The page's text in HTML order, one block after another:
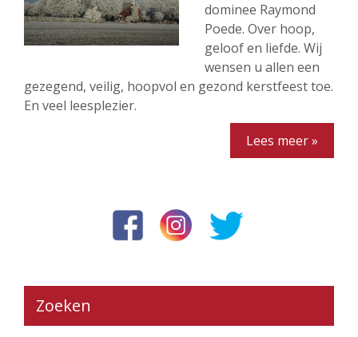
dominee Raymond
Poede. Over hoop,
geloof en liefde. Wij
wensen u allen een
gezegend, veilig, hoopvol en gezond kerstfeest toe.
En veel leesplezier.
Lees meer »
Zoeken